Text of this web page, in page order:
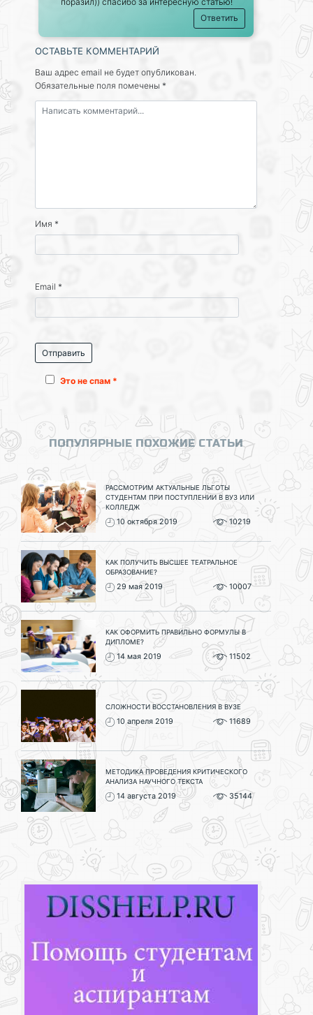
Ответить
ОСТАВЬТЕ КОММЕНТАРИЙ
Ваш адрес email не будет опубликован.
Обязательные поля помечены *
Имя *
Email *
Это не спам *
ПОПУЛЯРНЫЕ ПОХОЖИЕ СТАТЬИ
РАССМОТРИМ АКТУАЛЬНЫЕ ЛЬГОТЫ
СТУДЕНТАМ ПРИ ПОСТУПЛЕНИИ В ВУЗ ИЛИ
КОЛЛЕДЖ
10 октября 2019 10219
КАК ПОЛУЧИТЬ ВЫСШЕЕ ТЕАТРАЛЬНОЕ
ОБРАЗОВАНИЕ?
29 мая 2019 10007
КАК ОФОРМИТЬ ПРАВИЛЬНО ФОРМУЛЫ В
ДИПЛОМЕ?
14 мая 2019 11502
СЛОЖНОСТИ ВОССТАНОВЛЕНИЯ В ВУЗЕ
10 апреля 2019 11689
МЕТОДИКА ПРОВЕДЕНИЯ КРИТИЧЕСКОГО
АНАЛИЗА НАУЧНОГО ТЕКСТА
14 августа 2019 35144